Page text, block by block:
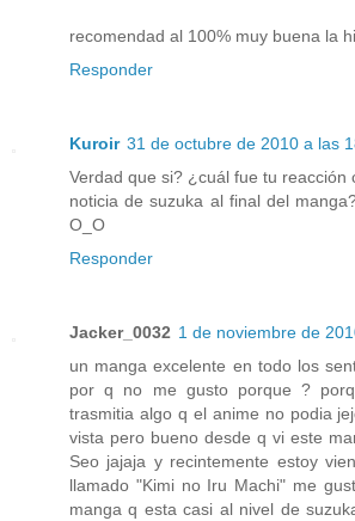
recomendad al 100% muy buena la
Responder
Kuroir 31 de octubre de 2010 a las
Verdad que si? ¿cuál fue tu reacción
noticia de suzuka al final del
O_O
Responder
Jacker_0032 1 de noviembre de
un manga excelente en todo los
por q no me gusto porque ?
trasmitia algo q el anime no podia
vista pero bueno desde q vi este
Seo jajaja y recintemente estoy
llamado "Kimi no Iru Machi" me
manga q esta casi al nivel de